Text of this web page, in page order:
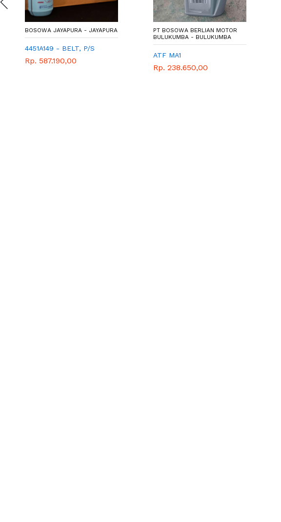
BOSOWA JAYAPURA - JAYAPURA
4451A149 - BELT, P/S
Rp. 587.190,00
PT BOSOWA BERLIAN MOTOR
BULUKUMBA - BULUKUMBA
ATF MA1
Rp. 238.650,00